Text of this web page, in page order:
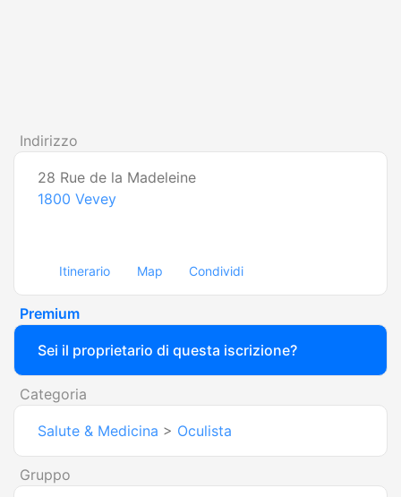
Indirizzo
28 Rue de la Madeleine
1800 Vevey
Itinerario Map Condividi
Premium
Sei il proprietario di questa iscrizione?
Categoria
Salute & Medicina > Oculista
Gruppo